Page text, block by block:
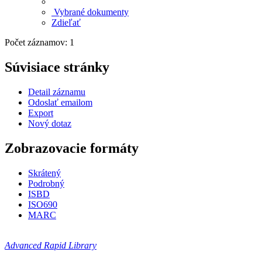
Vybrané dokumenty
Zdieľať
Počet záznamov: 1
Súvisiace stránky
Detail záznamu
Odoslať emailom
Export
Nový dotaz
Zobrazovacie formáty
Skrátený
Podrobný
ISBD
ISO690
MARC
Advanced Rapid Library